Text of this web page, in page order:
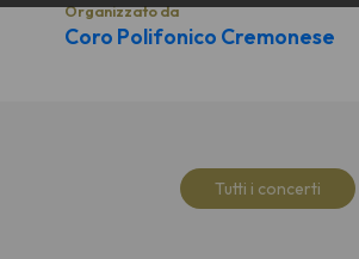
Organizzato da
Coro Polifonico Cremonese
Tutti i concerti